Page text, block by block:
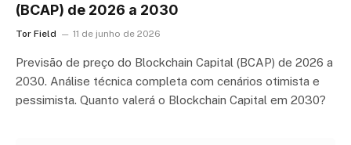
(BCAP) de 2026 a 2030
Tor Field 11 de junho de 2026
Previsão de preço do Blockchain Capital (BCAP) de 2026 a
2030. Análise técnica completa com cenários otimista e
pessimista. Quanto valerá o Blockchain Capital em 2030?